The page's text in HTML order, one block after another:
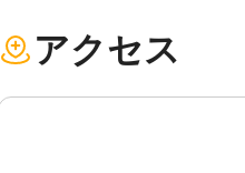
アクセス